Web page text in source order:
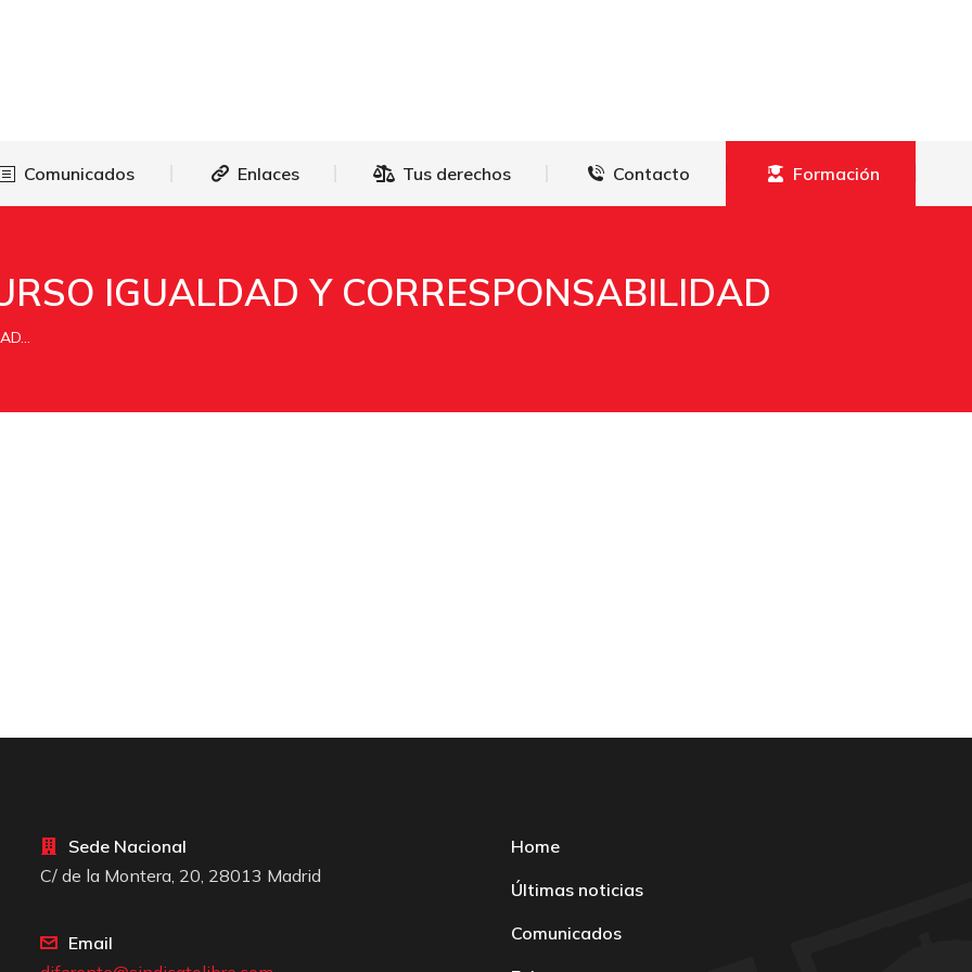
Comunicados Enlaces Tus derechos Contacto Formación
IGUALDAD Y CORRESPONSABILIDAD
Sede Nacional
C/ de la Montera, 20, 28013 Madrid
Email
Home
Últimas noticias
Comunicados